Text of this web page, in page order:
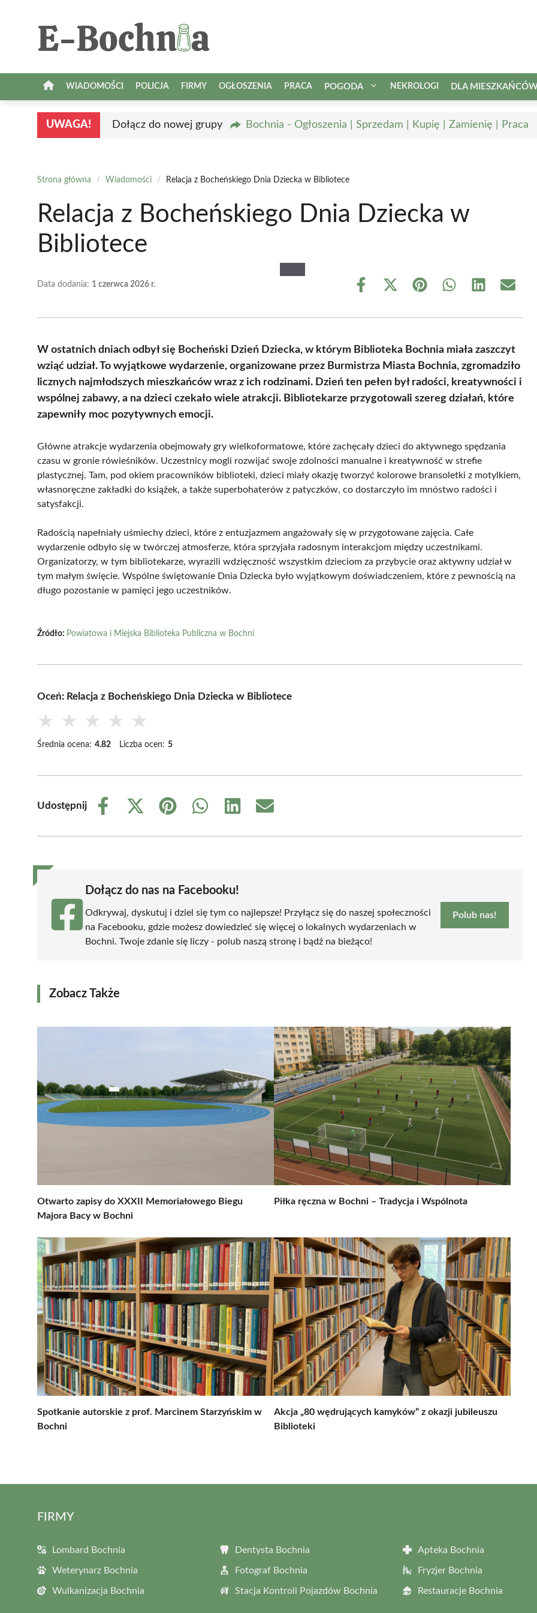
WIADOMOŚCI POLICJA FIRMY OGŁOSZENIA PRACA POGODA NEKROLOGI DLA
UWAGA! Dołącz do nowej grupy Bochnia - Ogłoszenia | Sprzedam | Kupię | Zamienię | Praca
Strona główna / Wiadomości / Relacja z Bocheńskiego Dnia Dziecka w Bibliotece
Relacja z Bocheńskiego Dnia Dziecka w
Bibliotece
Data dodania: 1 czerwca 2026 r.
Share
Share
(Twitter)
Share Share Share Share
W ostatnich dniach odbył się Bocheński Dzień Dziecka, w którym Biblioteka Bochnia miała zaszczyt
wziąć udział. To wyjątkowe wydarzenie, organizowane przez Burmistrza Miasta Bochnia, zgromadziło
licznych najmłodszych mieszkańców wraz z ich rodzinami. Dzień ten pełen był radości, kreatywności i
wspólnej zabawy, a na dzieci czekało wiele atrakcji. Bibliotekarze przygotowali szereg działań, które
zapewniły moc pozytywnych emocji.
Główne atrakcje wydarzenia obejmowały gry wielkoformatowe, które zachęcały dzieci do aktywnego spędzania
czasu w gronie rówieśników. Uczestnicy mogli rozwijać swoje zdolności manualne i kreatywność w strefie
plastycznej. Tam, pod okiem pracowników biblioteki, dzieci miały okazję tworzyć kolorowe bransoletki z motylkiem,
własnoręczne zakładki do książek, a także superbohaterów z patyczków, co dostarczyło im mnóstwo radości i
satysfakcji.
Radością napełniały uśmiechy dzieci, które z entuzjazmem angażowały się w przygotowane zajęcia. Całe
wydarzenie odbyło się w twórczej atmosferze, która sprzyjała radosnym interakcjom między uczestnikami.
Organizatorzy, w tym bibliotekarze, wyrazili wdzięczność wszystkim dzieciom za przybycie oraz aktywny udział w
tym małym święcie. Wspólne świętowanie Dnia Dziecka było wyjątkowym doświadczeniem, które z pewnością na
długo pozostanie w pamięci jego uczestników.
Źródło: Powiatowa i Miejska Biblioteka Publiczna w Bochni
Oceń: Relacja z Bocheńskiego Dnia Dziecka w Bibliotece
★ ★ ★ ★ ★
Średnia ocena: 4.82 Liczba ocen: 5
Udostępnij
Share
Share
(Twitter)
Share
Share
Share
Share
Dołącz do nas na Facebooku!
Odkrywaj, dyskutuj i dziel się tym co najlepsze! Przyłącz się do naszej społeczności
na Facebooku, gdzie możesz dowiedzieć się więcej o lokalnych wydarzeniach w
Bochni. Twoje zdanie się liczy - polub naszą stronę i bądź na bieżąco!
Polub nas!
Zobacz Także
Otwarto zapisy do XXXII Memoriałowego Biegu
Majora Bacy w Bochni
Piłka ręczna w Bochni – Tradycja i Wspólnota
Spotkanie autorskie z prof. Marcinem Starzyńskim w
Bochni
Akcja „80 wędrujących kamyków” z okazji jubileuszu
Biblioteki
FIRMY
Lombard Bochnia Dentysta Bochnia Apteka Bochnia
Weterynarz Bochnia Fotograf Bochnia Fryzjer Bochnia
Wulkanizacja Bochnia Stacja Kontroli Pojazdów Bochnia Restauracje Bochnia